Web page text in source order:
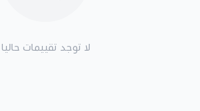
لا توجد تقييمات حاليا